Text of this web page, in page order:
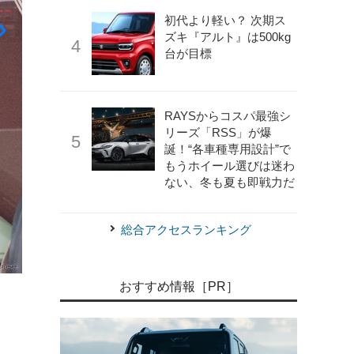
《写真撮影 家本浩太》 MDNマドンナ「FCスリーパー」
初代より軽い？ 次期ス
ズキ『アルト』は500kg
台が目標
RAYSからコスパ最強シ
リーズ「RSS」が爆
誕！“各車種専用設計”で
もうホイール選びは迷わ
ない、冬も夏も即戦力だ
総合アクセスランキング
おすすめ情報［PR］